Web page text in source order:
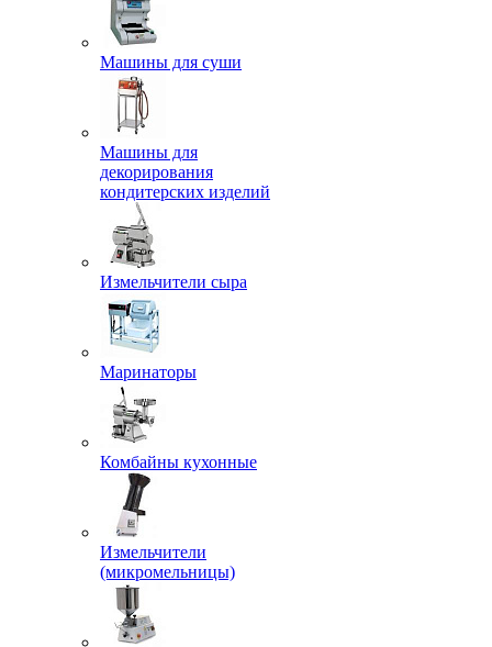
Машины для суши
Машины для
декорирования
кондитерских изделий
Измельчители сыра
Маринаторы
Комбайны кухонные
Измельчители
(микромельницы)